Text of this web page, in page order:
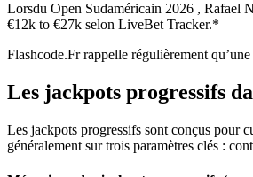
Lorsdu Open Sudaméricain 2026 , Rafael
€12k to €27k selon LiveBet Tracker.*
Flashcode.Fr rappelle régulièrement
Les jackpots progressifs
Les jackpots progressifs sont conçus pour
généralement sur trois paramètres clés :